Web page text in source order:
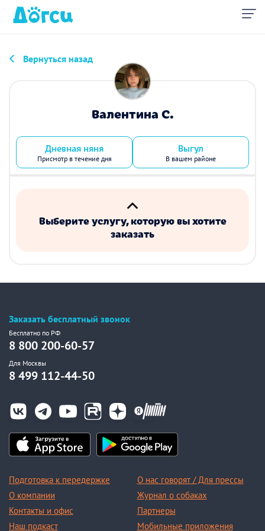
Вернуться назад
Валентина С.
Дневная няня
Присмотр в течение дня
Выгул
В вашем районе
Выберите услугу, которую вы хотите
заказать
Заказать бесплатный звонок
Бесплатно по РФ
8 800 200-60-57
Для Москвы
8 499 112-44-50
Подготовка к передержке
О компании
Контакты и офис
Наш подкаст
О нас говорят / Для прессы
Журнал о собаках
Партнеры
Мобильные приложения